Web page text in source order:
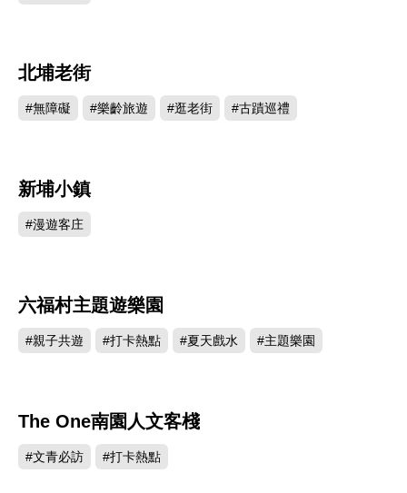
北埔老街
#無障礙 #樂齡旅遊 #逛老街 #古蹟巡禮
新埔小鎮
#漫遊客庄
六福村主題遊樂園
#親子共遊 #打卡熱點 #夏天戲水 #主題樂園
The One南園人文客棧
#文青必訪 #打卡熱點